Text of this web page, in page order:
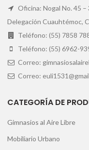
Oficina: Nogal No. 45 –
Delegación Cuauhtémoc,
Teléfono: (55) 7858
Teléfono: (55) 6962-
Correo:
Correo:
CATEGORÍA DE
Gimnasios al Aire Libre
Mobiliario Urbano